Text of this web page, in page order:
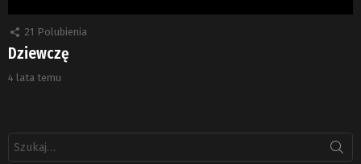
21 Polubienia
Dziewczę
4 lata temu